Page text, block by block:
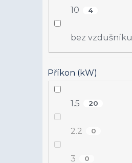
10 4
bez vzdušníku
Příkon (kW)
1.5 20
2.2 0
3 0